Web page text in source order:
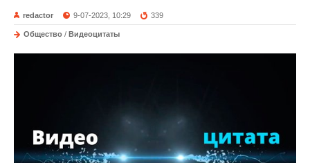
redactor 9-07-2023, 10:29 339
Общество / Видеоцитаты